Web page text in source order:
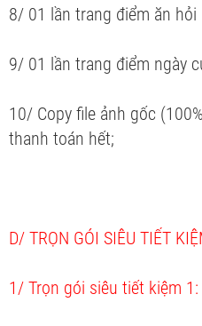
8/ 01 lần trang điểm ăn hỏi
9/ 01 lần trang điểm ngày
10/ Copy file ảnh gốc
thanh toán hết;
D/ TRỌN GÓI SIÊU TIẾT
1/ Trọn gói siêu tiết kiệm